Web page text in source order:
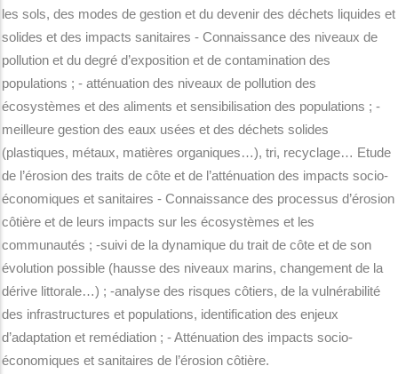
les sols, des modes de gestion et du devenir des déchets liquides et
solides et des impacts sanitaires - Connaissance des niveaux de
pollution et du degré d’exposition et de contamination des
populations ; - atténuation des niveaux de pollution des
écosystèmes et des aliments et sensibilisation des populations ; -
meilleure gestion des eaux usées et des déchets solides
(plastiques, métaux, matières organiques…), tri, recyclage… Etude
de l’érosion des traits de côte et de l’atténuation des impacts socio-
économiques et sanitaires - Connaissance des processus d’érosion
côtière et de leurs impacts sur les écosystèmes et les
communautés ; -suivi de la dynamique du trait de côte et de son
évolution possible (hausse des niveaux marins, changement de la
dérive littorale…) ; -analyse des risques côtiers, de la vulnérabilité
des infrastructures et populations, identification des enjeux
d’adaptation et remédiation ; - Atténuation des impacts socio-
économiques et sanitaires de l’érosion côtière.